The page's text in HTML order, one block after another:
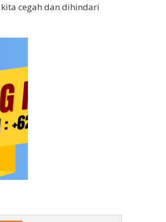
cegah dan dihindari